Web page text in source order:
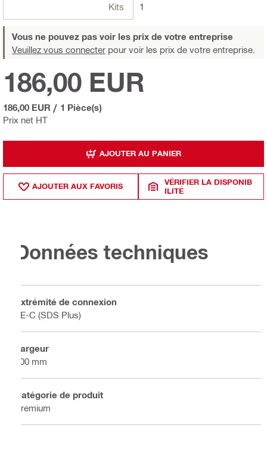
Kits 1
Vous ne pouvez pas voir les prix de votre entreprise
Veuillez vous connecter pour voir les prix de votre entreprise.
Prix net HT
186,00 EUR
186,00 EUR / 1 Pièce(s)
AJOUTER AU PANIER
AJOUTER AUX FAVORIS
VÉRIFIER LA DISPONIB
ILITÉ
Données techniques
Extrémité de connexion
TE-C (SDS Plus)
Largeur
100 mm
Catégorie de produit
Premium